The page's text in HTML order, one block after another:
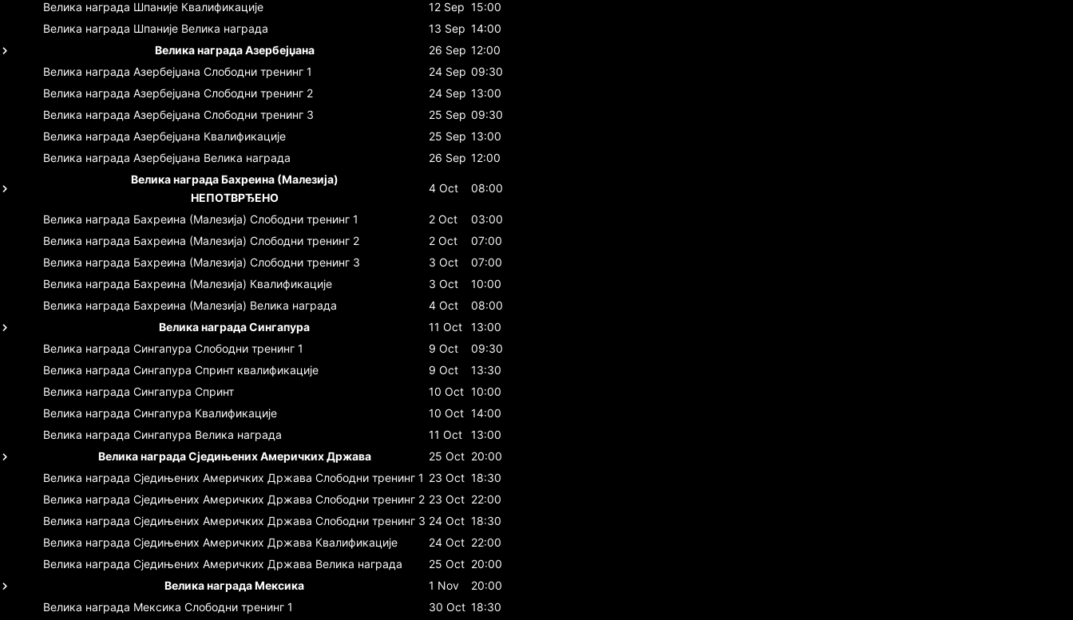
Велика награда Шпаније Квалификације 12 Sep 15:00
Велика награда Шпаније Велика награда 13 Sep 14:00
Велика награда Азербејџана
26 Sep 12:00
Велика награда Азербејџана Слободни тренинг 1 24 Sep 09:30
Велика награда Азербејџана Слободни тренинг 2 24 Sep 13:00
Велика награда Азербејџана Слободни тренинг 3 25 Sep 09:30
Велика награда Азербејџана Квалификације 25 Sep 13:00
Велика награда Азербејџана Велика награда 26 Sep 12:00
Велика награда Бахреина (Малезија)
НЕПОТВРЂЕНО
4 Oct 08:00
Велика награда Бахреина (Малезија) Слободни тренинг 1 2 Oct
03:00
Велика награда Бахреина (Малезија) Слободни тренинг 2 2 Oct
07:00
Велика награда Бахреина (Малезија) Слободни тренинг 3 3 Oct
07:00
Велика награда Бахреина (Малезија) Квалификације 3 Oct
10:00
Велика награда Бахреина (Малезија) Велика награда 4 Oct
08:00
Велика награда Сингапура
11 Oct
13:00
Велика награда Сингапура Слободни тренинг 1 9 Oct
09:30
Велика награда Сингапура Спринт квалификације 9 Oct
13:30
Велика награда Сингапура Спринт 10 Oct 10:00
Велика награда Сингапура Квалификације 10 Oct 14:00
Велика награда Сингапура Велика награда 11 Oct
13:00
Велика награда Сједињених Америчких Држава
25 Oct 20:00
Велика награда Сједињених Америчких Држава Слободни тренинг 1 23 Oct 18:30
Велика награда Сједињених Америчких Држава Слободни тренинг 2 23 Oct 22:00
Велика награда Сједињених Америчких Држава Слободни тренинг 3 24 Oct 18:30
Велика награда Сједињених Америчких Држава Квалификације 24 Oct 22:00
Велика награда Сједињених Америчких Држава Велика награда 25 Oct 20:00
Велика награда Мексика
1 Nov
20:00
Велика награда Мексика Слободни тренинг 1 30 Oct 18:30